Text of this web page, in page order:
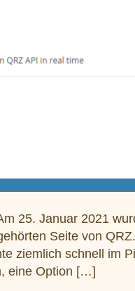
25. Januar 2021
Seite von
ziemlich schnell im
eine Option […]